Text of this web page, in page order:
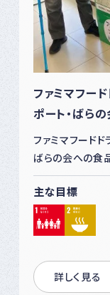
ファミマフー
ポート・ばら
ファミマフード
ばらの会への食
主な目標
詳しく見る